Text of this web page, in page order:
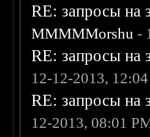
RE: запросы на
MMMMMorshu -
RE: запросы на
12-12-2013,
RE: запросы на
12-2013, 08:01